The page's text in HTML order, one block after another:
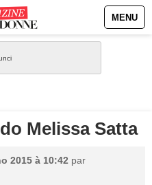
MENU
Melissa Satta
2015 à 10:42 par